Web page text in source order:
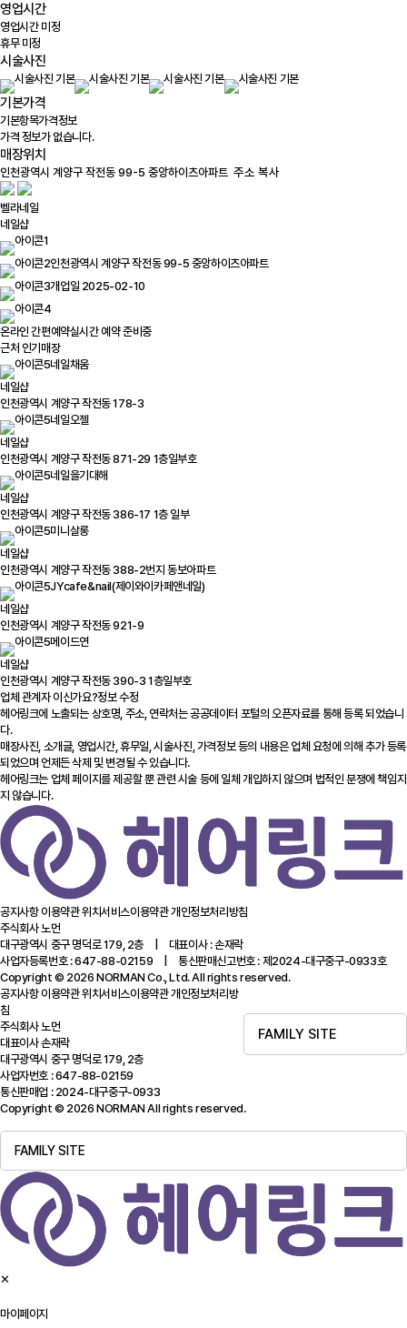
영업시간
영업시간 미정
휴무 미정
시술사진
기본가격
기본항목가격정보
가격 정보가 없습니다.
매장위치
주소 복사
벨라네일
네일샵
인천광역시 계양구 작전동 99-5 중앙하이츠아파트
개업일 2025-02-10
온라인 간편예약실시간 예약 준비중
근처 인기매장
네일채움
네일샵
인천광역시 계양구 작전동 178-3
네일오젤
네일샵
인천광역시 계양구 작전동 871-29 1층일부호
네일을기대해
네일샵
인천광역시 계양구 작전동 386-17 1층 일부
미니살롱
네일샵
인천광역시 계양구 작전동 388-2번지 동보아파트
JYcafe&nail(제이와이카페앤네일)
네일샵
인천광역시 계양구 작전동 921-9
메이드연
네일샵
인천광역시 계양구 작전동 390-3 1층일부호
업체 관계자 이신가요?정보 수정
헤어링크에 노출되는 상호명, 주소, 연락처는 공공데이터 포털의 오픈자료를 통해 등록 되었습니
다.
매장사진, 소개글, 영업시간, 휴무일, 시술사진, 가격정보 등의 내용은 업체 요청에 의해 추가 등록
되었으며 언제든 삭제 및 변경될 수 있습니다.
헤어링크는 업체 페이지를 제공할 뿐 관련 시술 등에 일체 개입하지 않으며 법적인 분쟁에 책임지
지 않습니다.
공지사항이용약관위치서비스이용약관개인정보처리방침
주식회사 노먼
대구광역시 중구 명덕로 179, 2층 | 대표이사 : 손재락
사업자등록번호 : 647-88-02159 | 통신판매신고번호 : 제2024-대구중구-0933호
Copyright © 2026 NORMAN Co., Ltd. All rights reserved.
FAMILY SITE
공지사항이용약관위치서비스이용약관개인정보처리방
침
주식회사 노먼
대표이사 손재락
대구광역시 중구 명덕로 179, 2층
사업자번호 : 647-88-02159
통신판매업 : 2024-대구중구-0933
Copyright © 2026 NORMAN All rights reserved.
FAMILY SITE
✕
마이페이지